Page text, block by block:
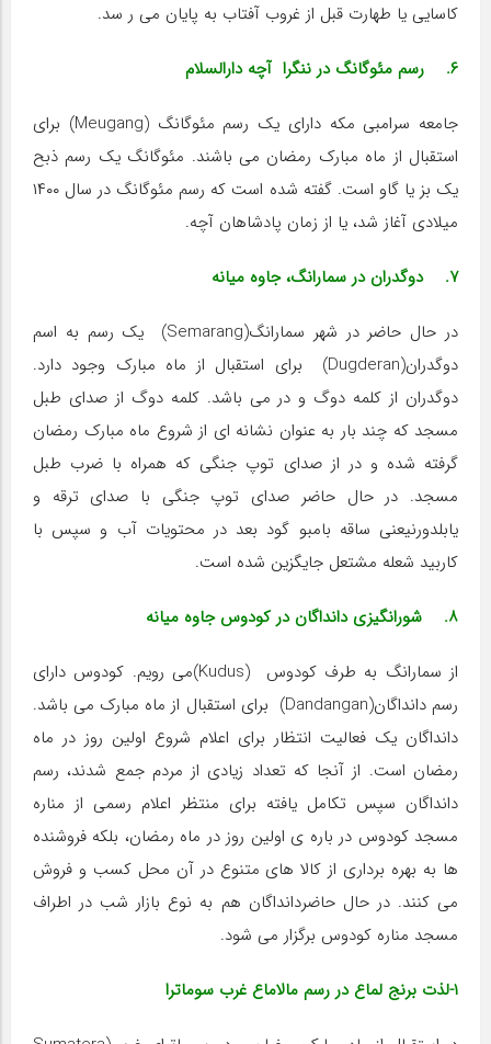
کاسایی یا طهارت قبل از غروب آفتاب به پایان می ر سد.
۶. رسم مئوگانگ در ننگرا آچه دارالسلام
جامعه سرامبی مکه دارای یک رسم مئوگانگ (Meugang) برای
استقبال از ماه مبارک رمضان می باشند. مئوگانگ یک رسم ذبح
یک بز یا گاو است. گفته شده است که رسم مئوگانگ در سال ۱۴۰۰
میلادی آغاز شد، یا از زمان پادشاهان آچه.
۷. دوگدران در سمارانگ، جاوه میانه
در حال حاضر در شهر سمارانگ(Semarang) یک رسم به اسم
دوگدران(Dugderan) برای استقبال از ماه مبارک وجود دارد.
دوگدران از کلمه دوگ و در می باشد. کلمه دوگ از صدای طبل
مسجد که چند بار به عنوان نشانه ای از شروع ماه مبارک رمضان
گرفته شده و در از صدای توپ جنگی که همراه با ضرب طبل
مسجد. در حال حاضر صدای توپ جنگی با صدای ترقه و
یابلدورنیعنی ساقه بامبو گود بعد در محتویات آب و سپس با
کاربید شعله مشتعل جایگزین شده است.
۸. شورانگیزی دانداگان در کودوس جاوه میانه
از سمارانگ به طرف کودوس (Kudus)می رویم. کودوس دارای
رسم دانداگان(Dandangan) برای استقبال از ماه مبارک می باشد.
دانداگان یک فعالیت انتظار برای اعلام شروع اولین روز در ماه
رمضان است. از آنجا که تعداد زیادی از مردم جمع شدند، رسم
دانداگان سپس تکامل یافته برای منتظر اعلام رسمی از مناره
مسجد کودوس در باره ی اولین روز در ماه رمضان، بلکه فروشنده
ها به بهره برداری از کالا های متنوع در آن محل کسب و فروش
می کنند. در حال حاضردانداگان هم به نوع بازار شب در اطراف
مسجد مناره کودوس برگزار می شود.
۱-لذت برنج لماع در رسم مالاماع غرب سوماترا